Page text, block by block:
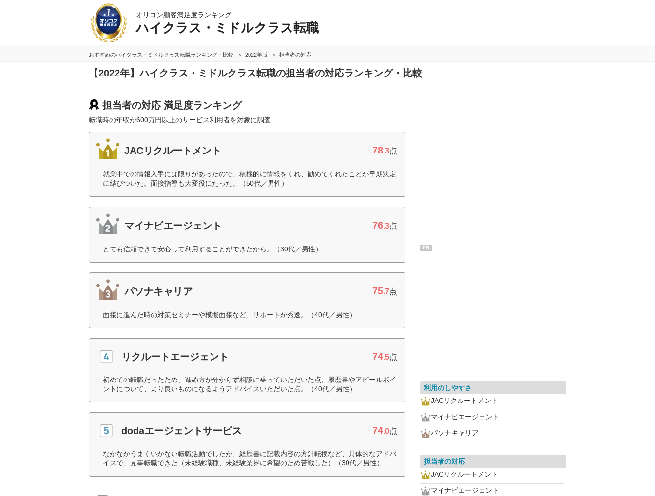
オリコン顧客満足度ランキング
ハイクラス・ミドルクラス転職
おすすめのハイクラス・ミドルクラス転職ランキング・比較 2022年版 担当者の対応
【2022年】ハイクラス・ミドルクラス転職の担当者の対応ランキング・比較
担当者の対応 満足度ランキング
転職時の年収が600万円以上のサービス利用者を対象に調査
JACリクルートメント 78.3点
就業中での情報入手には限りがあったので、積極的に情報をくれ、勧めてくれたことが早期決定
に結びついた。面接指導も大変役にたった。（50代／男性）
マイナビエージェント 76.3点
とても信頼できて安心して利用することができたから。（30代／男性）
パソナキャリア 75.7点
面接に進んだ時の対策セミナーや模擬面接など、サポートが秀逸。（40代／男性）
リクルートエージェント 74.5点
初めての転職だったため、進め方が分からず相談に乗っていただいた点。履歴書やアピールポイ
ントについて、より良いものになるようアドバイスいただいた点。（40代／男性）
dodaエージェントサービス 74.0点
なかなかうまくいかない転職活動でしたが、経歴書に記載内容の方針転換など、具体的なアドバ
イスで、見事転職できた（未経験職種、未経験業界に希望のため苦戦した）（30代／男性）
PR
利用のしやすさ
JACリクルートメント
マイナビエージェント
パソナキャリア
担当者の対応
JACリクルートメント
マイナビエージェント